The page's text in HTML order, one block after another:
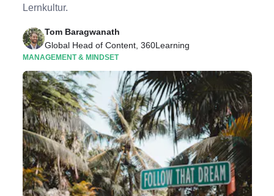
Lernkultur.
Tom Baragwanath
Global Head of Content, 360Learning
MANAGEMENT & MINDSET